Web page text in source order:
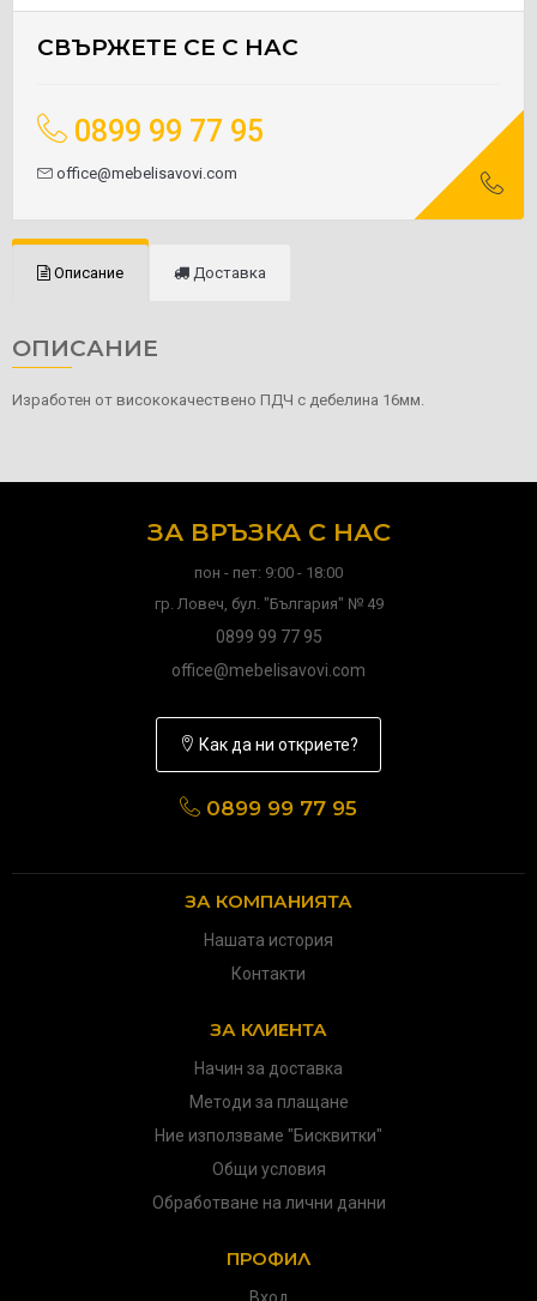
СВЪРЖЕТЕ СЕ С НАС
0899 99 77 95
office@mebelisavovi.com
Описание Доставка
ОПИСАНИЕ
Изработен от висококачествено ПДЧ с дебелина 16мм.
ЗА ВРЪЗКА С НАС
пон - пет: 9:00 - 18:00
гр. Ловеч, бул. "България" № 49
0899 99 77 95
office@mebelisavovi.com
Как да ни откриете?
0899 99 77 95
ЗА КОМПАНИЯТА
Нашата история
Контакти
ЗА КЛИЕНТА
Начин за доставка
Методи за плащане
Ние използваме "Бисквитки"
Общи условия
Обработване на лични данни
ПРОФИЛ